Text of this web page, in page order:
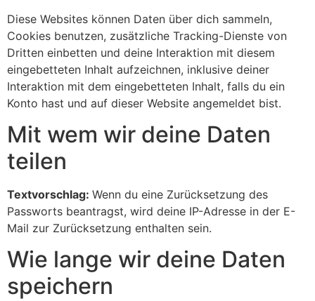
Diese Websites können Daten über dich sammeln,
Cookies benutzen, zusätzliche Tracking-Dienste von
Dritten einbetten und deine Interaktion mit diesem
eingebetteten Inhalt aufzeichnen, inklusive deiner
Interaktion mit dem eingebetteten Inhalt, falls du ein
Konto hast und auf dieser Website angemeldet bist.
Mit wem wir deine Daten
teilen
Textvorschlag: Wenn du eine Zurücksetzung des
Passworts beantragst, wird deine IP-Adresse in der E-
Mail zur Zurücksetzung enthalten sein.
Wie lange wir deine Daten
speichern